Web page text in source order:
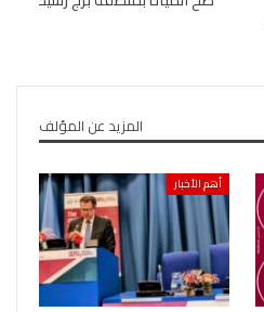
المزيد عن المؤلف
أهم الأخبار